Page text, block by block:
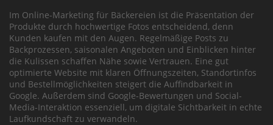
Im Online-Marketing für Bäckereien ist die Präsentation der
Produkte durch hochwertige Fotos entscheidend, denn
Kunden kaufen mit den Augen. Regelmäßige Posts zu
Backprozessen, saisonalen Angeboten und Einblicken hinter
die Kulissen schaffen Nähe sowie Vertrauen. Eine gut
optimierte Website mit klaren Öffnungszeiten, Standortinfos
und Bestellmöglichkeiten steigert die Auffindbarkeit in
Google. Außerdem sind Google-Bewertungen und Social-
Media-Interaktion essenziell, um digitale Sichtbarkeit in echte
Laufkundschaft zu verwandeln.